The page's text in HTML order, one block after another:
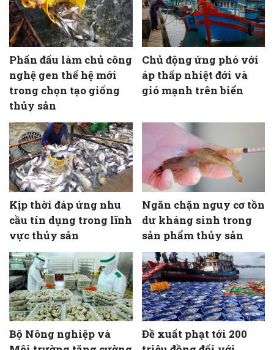
Phấn đấu làm chủ công
nghệ gen thế hệ mới
trong chọn tạo giống
thủy sản
Chủ động ứng phó với
áp thấp nhiệt đới và
gió mạnh trên biển
Kịp thời đáp ứng nhu
cầu tín dụng trong lĩnh
vực thủy sản
Ngăn chặn nguy cơ tồn
dư kháng sinh trong
sản phẩm thủy sản
Bộ Nông nghiệp và
Đề xuất phạt tới 200